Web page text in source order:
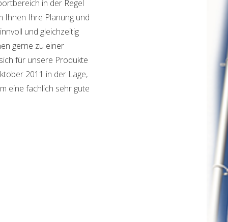
in der Regel
Ihnen Ihre Planung und
und gleichzeitig
gerne zu einer
für unsere Produkte
2011 in der Lage,
eine fachlich sehr gute